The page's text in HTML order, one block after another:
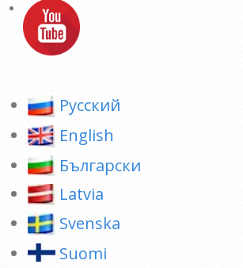
Pусский
English
Български
Latvia
Svenska
Suomi